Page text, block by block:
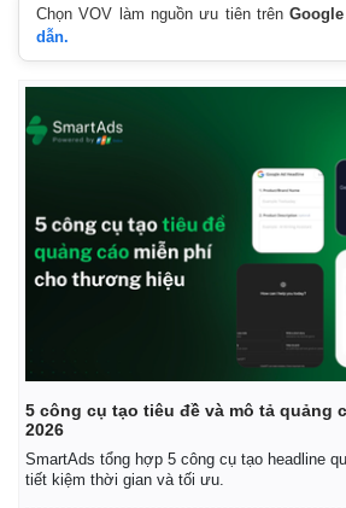
Bất động sản
Khởi nghiệp
Tỷ giá
Giá cà
Chọn VOV làm nguồn ưu tiên trên
dẫn.
5 công cụ tạo tiêu đề và mô tả quảng
2026
SmartAds tổng hợp 5 công cụ tạo headline
tiết kiệm thời gian và tối ưu.